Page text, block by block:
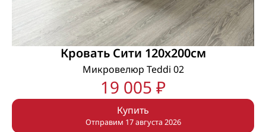
Кровать Сити 120х200см
Микровелюр Teddi 02
19 005 ₽
Купить
Отправим 17 августа 2026